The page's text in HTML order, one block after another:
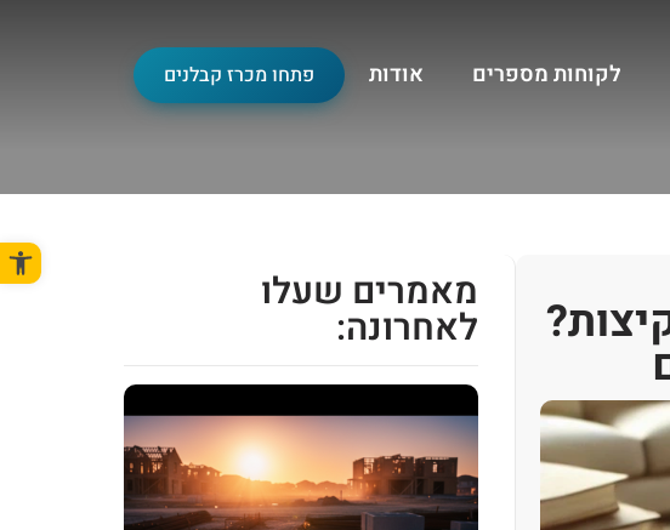
פתח
לקוחות מספרים אודות פתחו מכרז קבלנים
מאמרים שעלו
לאחרונה: